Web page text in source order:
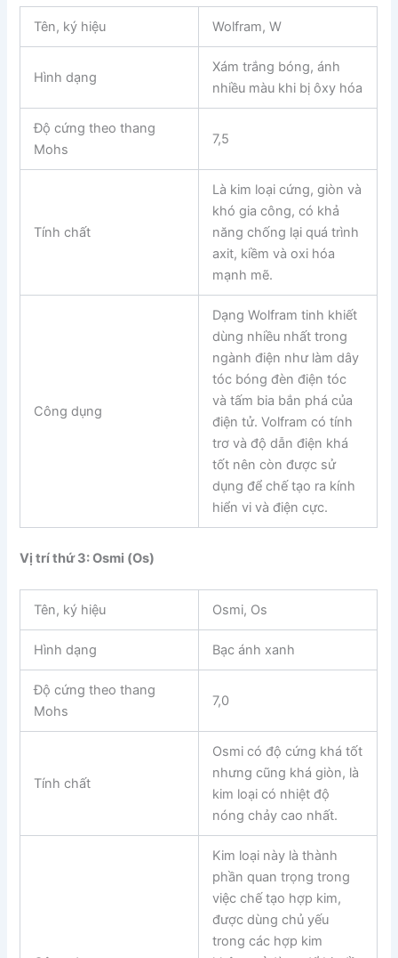
Tên, ký hiệu Wolfram, W
Hình dạng
Xám trắng bóng, ánh
nhiều màu khi bị ôxy hóa
Độ cứng theo thang
Mohs
7,5
Tính chất
Là kim loại cứng, giòn và
khó gia công, có khả
năng chống lại quá trình
axit, kiềm và oxi hóa
mạnh mẽ.
Công dụng
Dạng Wolfram tinh khiết
dùng nhiều nhất trong
ngành điện như làm dây
tóc bóng đèn điện tóc
và tấm bia bắn phá của
điện tử. Volfram có tính
trơ và độ dẫn điện khá
tốt nên còn được sử
dụng để chế tạo ra kính
hiển vi và điện cực.
Vị trí thứ 3: Osmi (Os)
Tên, ký hiệu Osmi, Os
Hình dạng Bạc ánh xanh
Độ cứng theo thang
Mohs
7,0
Tính chất
Osmi có độ cứng khá tốt
nhưng cũng khá giòn, là
kim loại có nhiệt độ
nóng chảy cao nhất.
Kim loại này là thành
phần quan trọng trong
việc chế tạo hợp kim,
được dùng chủ yếu
trong các hợp kim